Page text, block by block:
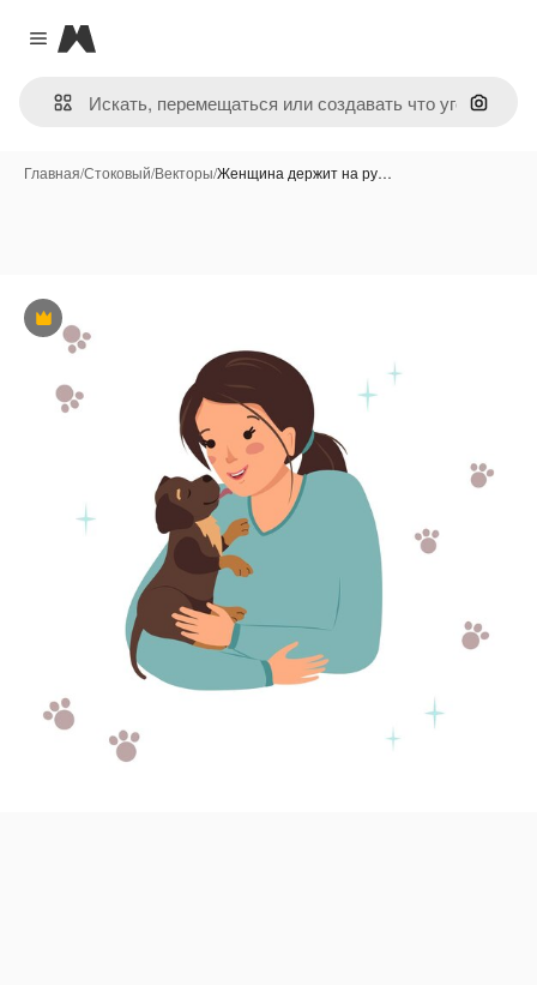
Close menu
Magnific
Поиск
Главная/Стоковый/Векторы/Женщина держит на ру…
Премиум